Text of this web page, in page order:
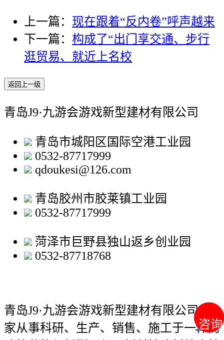
咨询
咨询
上一篇： 现在跟着“反内卷”呼声越来
下一篇： 构成了“出门享交通、步行
逛贸易、就近上名校
返回上一级
青岛J9·九游会游戏新型建材有限公司
青岛市城阳区国际空港工业园
0532-87717999
qdoukesi@126.com
青岛胶州市胶莱镇工业园
0532-87717999
菏泽市巨野县独山返乡创业园
0532-87718768
青岛J9·九游会游戏新型建材有限公司一
家从事科研、生产、销售、施工于一体的